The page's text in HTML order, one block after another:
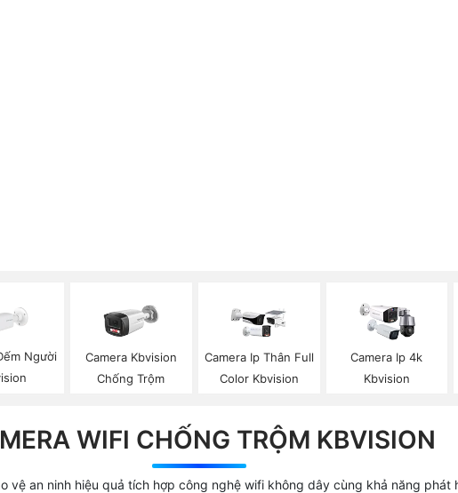
Người
Camera Kbvision
Chống Trộm
Camera Ip Thân Full
Color Kbvision
Camera Ip 4k
Kbvision
WIFI CHỐNG TRỘM KBVISION
vệ an ninh hiệu quả tích hợp công nghệ wifi không dây cùng khả năng